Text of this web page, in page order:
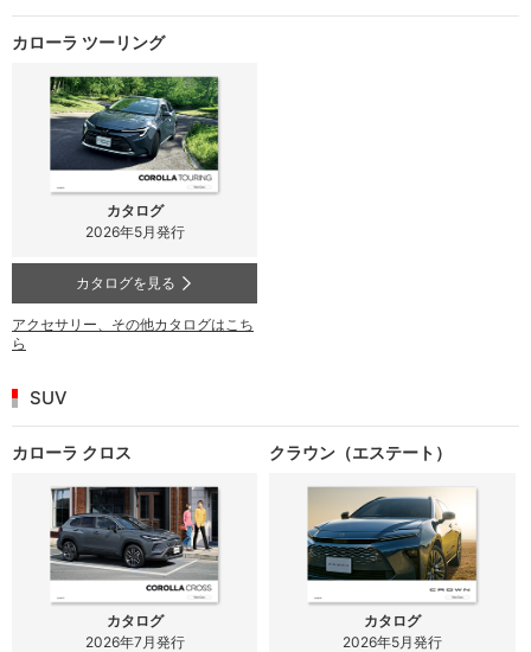
カローラ ツーリング
カタログ
2026年5月発行
カタログを見る
アクセサリー、その他カタログはこち
ら
SUV
カローラ クロス
カタログ
2026年7月発行
クラウン（エステート）
カタログ
2026年5月発行